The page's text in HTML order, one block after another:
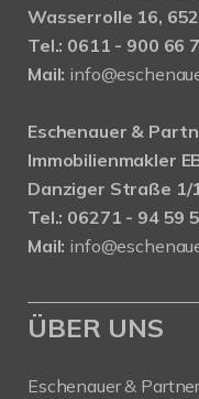
Wasserrolle 16,
Tel.: 0611 - 900 66
Mail:
Eschenauer &
Immobilienmakler
Danziger Straße 1/
Tel.: 06271 - 94 59
Mail:
ÜBER UNS
Eschenauer &